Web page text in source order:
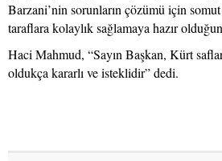
Barzani’nin sorunların çözümü için
taraflara kolaylık sağlamaya hazır
Haci Mahmud, “Sayın Başkan, Kürt
oldukça kararlı ve isteklidir” dedi.